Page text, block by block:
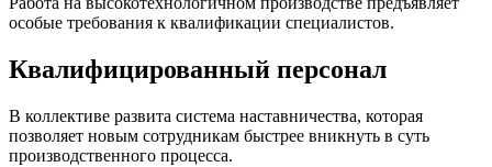
особые требования к квалификации специалистов.
Квалифици­рованный персонал
В коллективе развита система наставничества, которая
позволяет новым сотрудникам быстрее вникнуть в суть
производственного процесса.